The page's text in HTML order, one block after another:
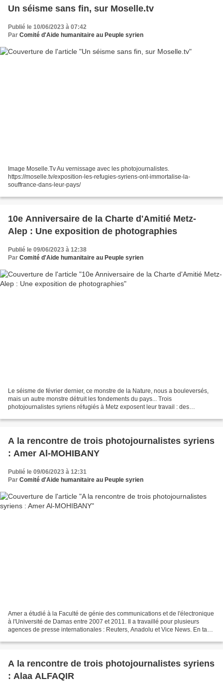
Un séisme sans fin, sur Moselle.tv
Publié le 10/06/2023 à 07:42
Par Comité d'Aide humanitaire au Peuple syrien
Image Moselle.Tv Au vernissage avec les photojournalistes.
https://moselle.tv/exposition-les-refugies-syriens-ont-immortalise-la-
souffrance-dans-leur-pays/
10e Anniversaire de la Charte d'Amitié Metz-
Alep : Une exposition de photographies
Publié le 09/06/2023 à 12:38
Par Comité d'Aide humanitaire au Peuple syrien
Le séisme de février dernier, ce monstre de la Nature, nous a bouleversés,
mais un autre monstre détruit les fondements du pays... Trois
photojournalistes syriens réfugiés à Metz exposent leur travail : des
A la rencontre de trois photojournalistes syriens
: Amer Al-MOHIBANY
Publié le 09/06/2023 à 12:31
Par Comité d'Aide humanitaire au Peuple syrien
Amer a étudié à la Faculté de génie des communications et de l'électronique
à l'Université de Damas entre 2007 et 2011. Il a travaillé pour plusieurs
agences de presse internationales : Reuters, Anadolu et Vice News. En tant
A la rencontre de trois photojournalistes syriens
: Alaa ALFAQIR